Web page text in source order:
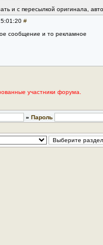
и с пересылкой оригинала,
#
сообщение и то рекламное
участники форума.
» Пароль